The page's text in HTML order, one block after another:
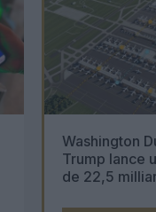
Washington
Trump lance
de 22,5